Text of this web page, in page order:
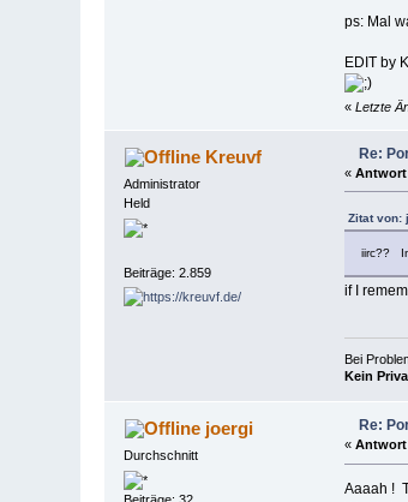
ps: Mal
EDIT by
« Letzte
Kreuvf
Administrator
Held
Beiträge: 2.859
Re:
« Antwort
Zitat von:
iirc??
if I
Bei
Kein
joergi
Durchschnitt
Re:
« Antwort
Aaaah !